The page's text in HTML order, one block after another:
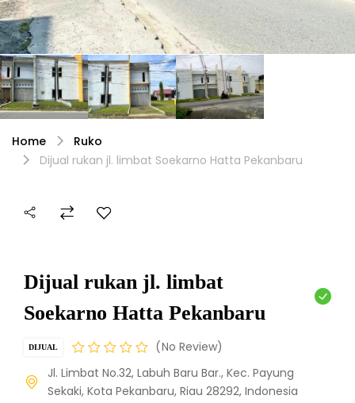
Home
Ruko
Dijual rukan jl. limbat Soekarno Hatta Pekanbaru
Dijual rukan jl. limbat
Soekarno Hatta Pekanbaru
DIJUAL
No Review
Jl. Limbat No.32, Labuh Baru Bar., Kec. Payung
Sekaki, Kota Pekanbaru, Riau 28292, Indonesia